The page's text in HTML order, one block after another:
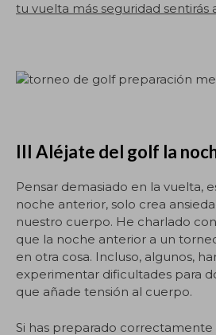
tu vuelta más seguridad sentirás
III Aléjate del golf la
Pensar demasiado en la vuelta,
noche anterior, solo crea
nuestro cuerpo. He charlado
que la noche anterior a un
en otra cosa. Incluso, algunos,
experimentar dificultades para
que añade tensión al cuerpo.
Si has preparado correctamente